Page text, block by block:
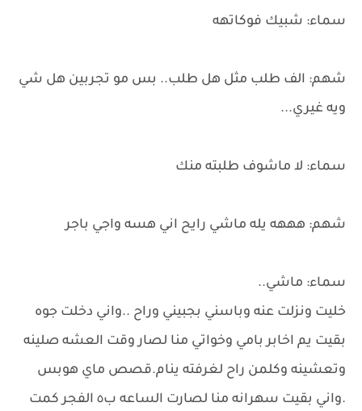
سماء: شبيك فوكاتهه
شهم: الف طلب مثل هل طلب.. بس مو تجربين هل شي
ويه غيري...
سماء: لا ماشوف طلبته منك
شهم: هههه يله ماشي رايح اني هسه واجي باجر
سماء: ماشي..
خليت ونزلت عنه وباسني بجبيني وراح ..واني دخلت جوه
بقيت يم اخابر بامي وخواتي منا لصار وقت العشه صلينه
وتعشينه وكلمن راح لغرفته ينام.قصص ماي هوبس
.واني بقيت سهرانه منا لصارت الساعه ب٥ الفجر كمت